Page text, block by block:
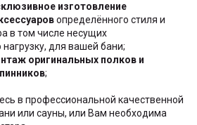
изготовление
определённого стиля и
в том числе несущих
для вашей бани;
оригинальных полков и
;
в профессиональной качественной
или сауны, или Вам необходима